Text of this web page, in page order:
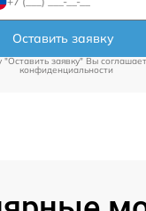
Оставить заявку
заявку" Вы
конфиденциальности